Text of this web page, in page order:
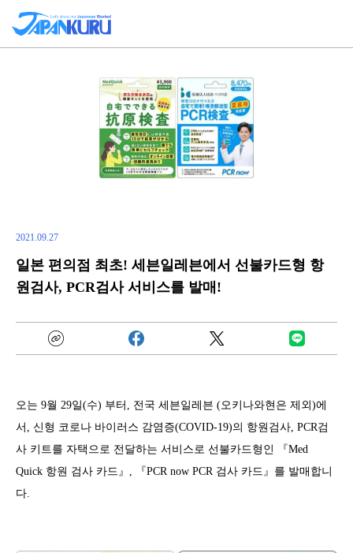
2021.09.27
일본 편의점 최초! 세븐일레븐에서 선불카드형 항
원검사, PCR검사 서비스를 발매!
오는 9월 29일(수) 부터, 전국 세븐일레븐 (오키나와현은 제외)에
서, 신형 코로나 바이러스 감염증(COVID-19)의 항원검사, PCR검
사 키트를 자택으로 전달하는 서비스로 선불카드형인 『Med
Quick 항원 검사 카드』, 『PCR now PCR 검사 카드』를 발매합니
다.